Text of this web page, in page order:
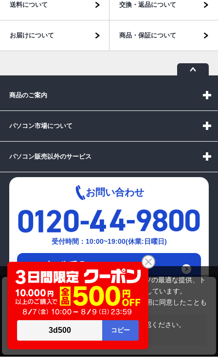
HP dv6-7202AX
商品価格 32,780円
在庫がありません
送料について 交換・返品について
お届けについて 商品・保証について
商品のご案内
パソコン市場について
パソコン販売以外のサービス
お問い合わせ
受付時間：10:00~19:00(休業:日曜日)
メールでの
お問い合わせはこちら
当サイトでは利用体験の向上およびコンテンツの最適な提供、ト
ラフィックの分析を目的としてCookieを使用しています。
サイトの閲覧を継続された場合、Cookieの利用に同意したことも
のといたします。
をご確認ください。
承諾する